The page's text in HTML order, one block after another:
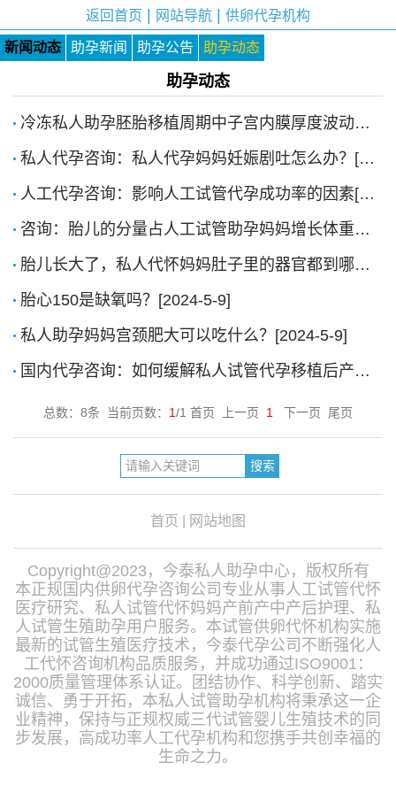
返回首页 网站导航 供卵代孕机构
新闻动态 助孕新闻 助孕公告 助孕动态
助孕动态
冷冻私人助孕胚胎移植周期中子宫内膜厚度波动的影响[2025-10-17]
私人代孕咨询：私人代孕妈妈妊娠剧吐怎么办？[2024-12-20]
人工代孕咨询：影响人工试管代孕成功率的因素[2024-11-13]
咨询：胎儿的分量占人工试管助孕妈妈增长体重的多少？[2024-9-4]
胎儿长大了，私人代怀妈妈肚子里的器官都到哪里了？[2024-9-4]
胎心150是缺氧吗？[2024-5-9]
私人助孕妈妈宫颈肥大可以吃什么？[2024-5-9]
国内代孕咨询：如何缓解私人试管代孕移植后产生的焦虑情绪？[2023-10-27]
总数：8条 当前页数： 1/1 首页 上一页 1 下一页 尾页
首页 网站地图
Copyright@2023，今泰私人助孕中心，版权所有
本正规国内供卵代孕咨询公司专业从事人工试管代怀
医疗研究、私人试管代怀妈妈产前产中产后护理、私
人试管生殖助孕用户服务。本试管供卵代怀机构实施
最新的试管生殖医疗技术，今泰代孕公司不断强化人
工代怀咨询机构品质服务，并成功通过ISO9001：
2000质量管理体系认证。团结协作、科学创新、踏实
诚信、勇于开拓，本私人试管助孕机构将秉承这一企
业精神，保持与正规权威三代试管婴儿生殖技术的同
步发展，高成功率人工代孕机构和您携手共创幸福的
生命之力。